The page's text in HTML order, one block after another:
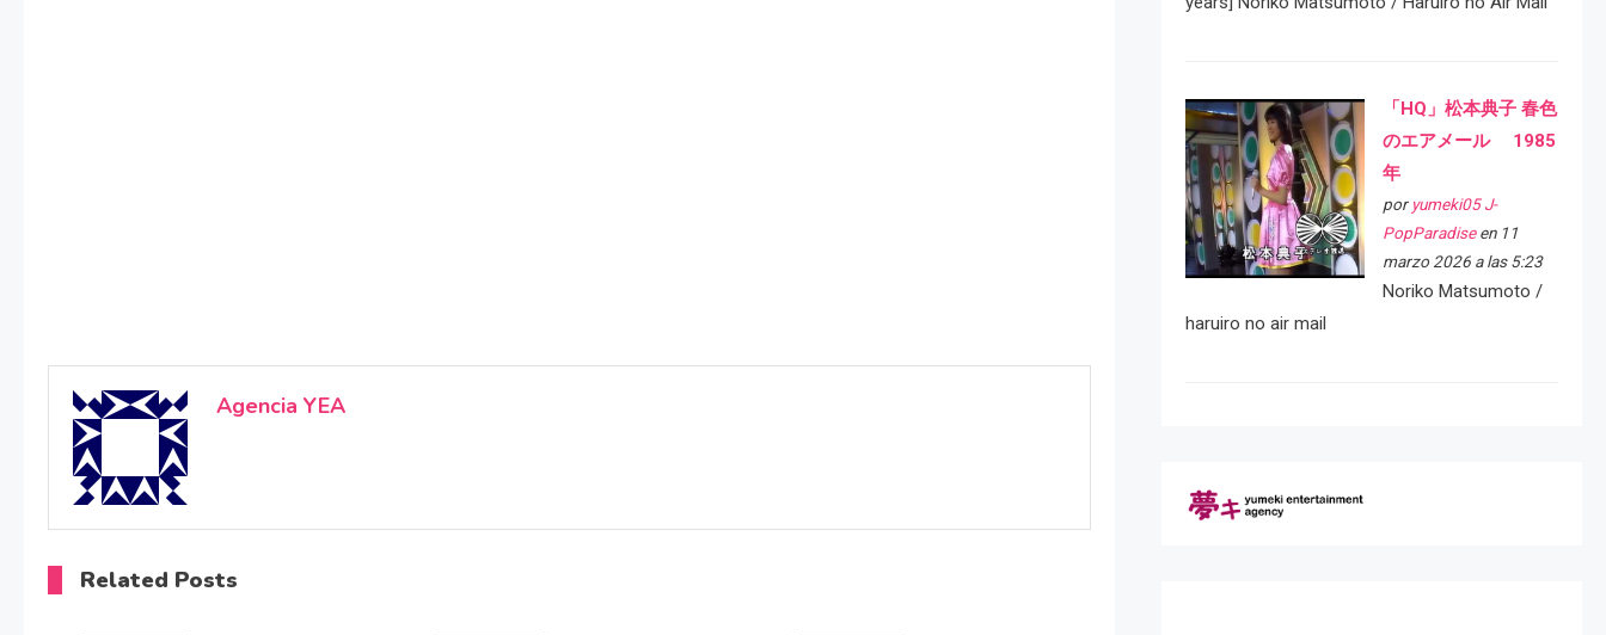
Agencia YEA
Related Posts
「HQ」松本典子 春色
のエアメール 1985
年
por yumeki05 J-
PopParadiseen 11
marzo 2026 a las 5:23
Noriko Matsumoto /
haruiro no air mail